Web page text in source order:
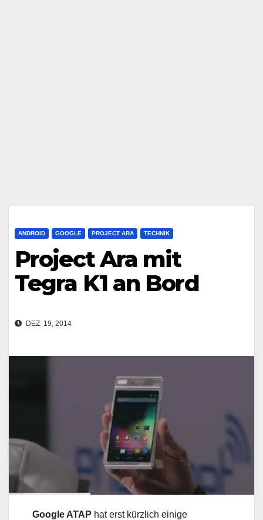
ANDROID GOOGLE PROJECT ARA TECHNIK
Project Ara mit
Tegra K1 an Bord
DEZ. 19, 2014
Google ATAP hat erst kürzlich einige